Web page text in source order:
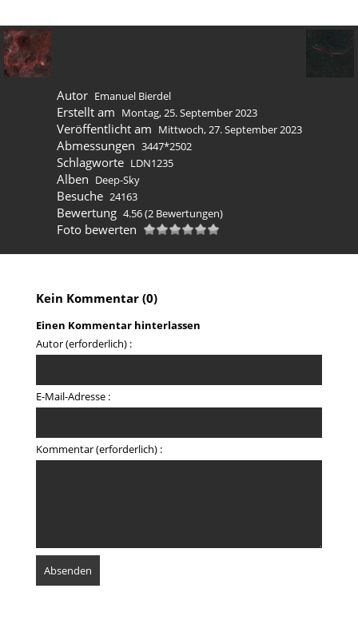
Autor Emanuel Bierdel
Erstellt am Montag, 25. September 2023
Veröffentlicht am Mittwoch, 27. September 2023
Abmessungen 3447*2502
Schlagworte LDN1235
Alben Deep-Sky
Besuche 24163
Bewertung 4.56(2 Bewertungen)
Foto bewerten
Kein Kommentar (0)
Einen Kommentar hinterlassen
Autor (erforderlich) :
E-Mail-Adresse :
Kommentar (erforderlich) :